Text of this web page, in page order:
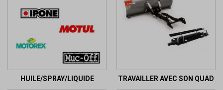
HUILE/SPRAY/LIQUIDE TRAVAILLER AVEC SON QUAD